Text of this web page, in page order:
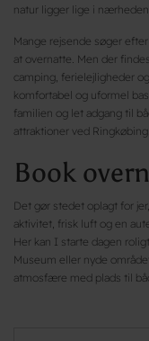
natur ligger lige i
Mange rejsende søger
at overnatte. Men der
camping, ferielejligheder
komfortabel og uformel
familien og let adgang til
attraktioner ved Ringkøbing.
Book
Det gør stedet oplagt for
aktivitet, frisk luft og en
Her kan I starte dagen
Museum eller nyde
atmosfære med plads til